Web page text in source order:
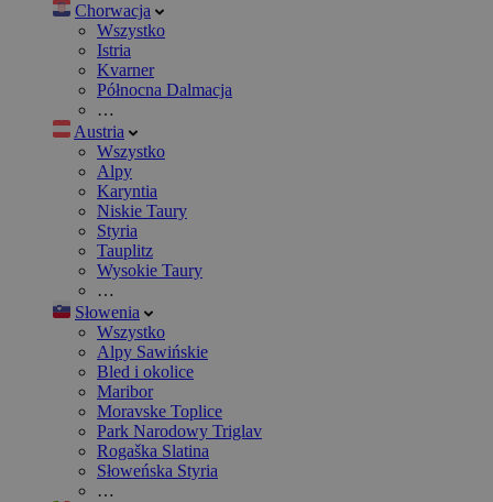
Chorwacja
Wszystko
Istria
Kvarner
Północna Dalmacja
…
Austria
Wszystko
Alpy
Karyntia
Niskie Taury
Styria
Tauplitz
Wysokie Taury
…
Słowenia
Wszystko
Alpy Sawińskie
Bled i okolice
Maribor
Moravske Toplice
Park Narodowy Triglav
Rogaška Slatina
Słoweńska Styria
…